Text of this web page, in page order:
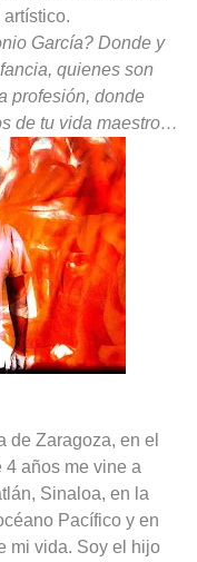
García? Donde y
quienes son
profesión, donde
de tu vida maestro…
de Zaragoza, en el
años me vine a
Sinaloa, en la
Pacífico y en
mi vida. Soy el hijo